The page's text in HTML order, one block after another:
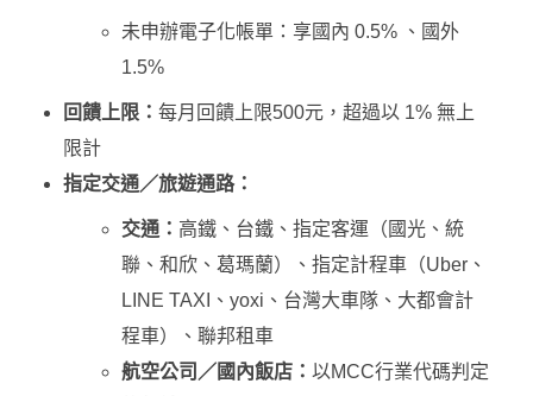
未申辦電子化帳單：享國內 0.5% 、國外
1.5%
回饋上限： 每月回饋上限500元，超過以 1% 無上
限計
指定交通／旅遊通路：
交通： 高鐵、台鐵、指定客運（國光、統
聯、和欣、葛瑪蘭）、指定計程車（Uber、
LINE TAXI、yoxi、台灣大車隊、大都會計
程車）、聯邦租車
航空公司／國內飯店：以MCC行業代碼判定